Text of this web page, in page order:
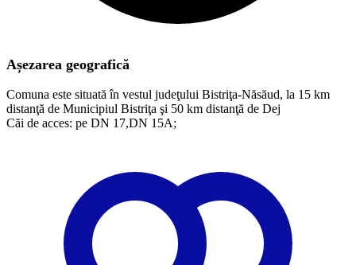
Așezarea geografică
Comuna este situată în vestul judeţului Bistriţa-Năsăud, la 15 km
distanţă de Municipiul Bistriţa şi 50 km distanţă de Dej
​Căi de acces: pe DN 17,DN 15A;